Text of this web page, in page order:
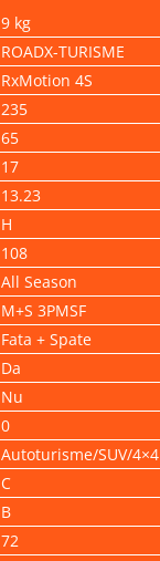
9 kg
ROADX-TURISME
RxMotion 4S
235
65
17
13.23
H
108
All Season
M+S 3PMSF
Fata + Spate
Da
Nu
0
Autoturisme/SUV/4×4
C
B
72